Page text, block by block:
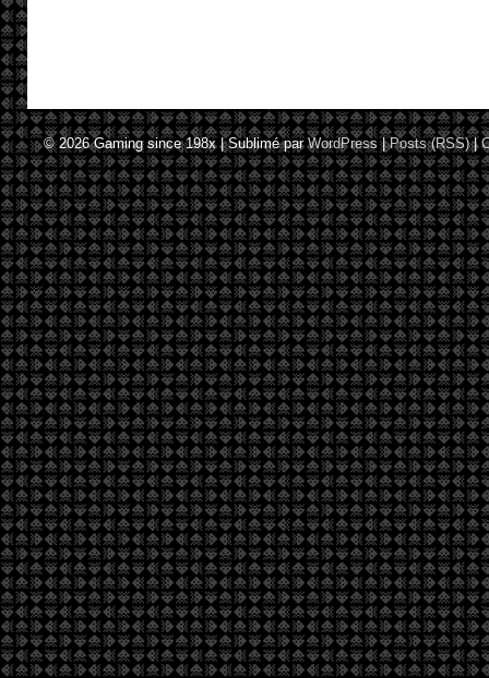
© 2026Gaming since 198x|Sublimé parWordPress |Posts (RSS)|